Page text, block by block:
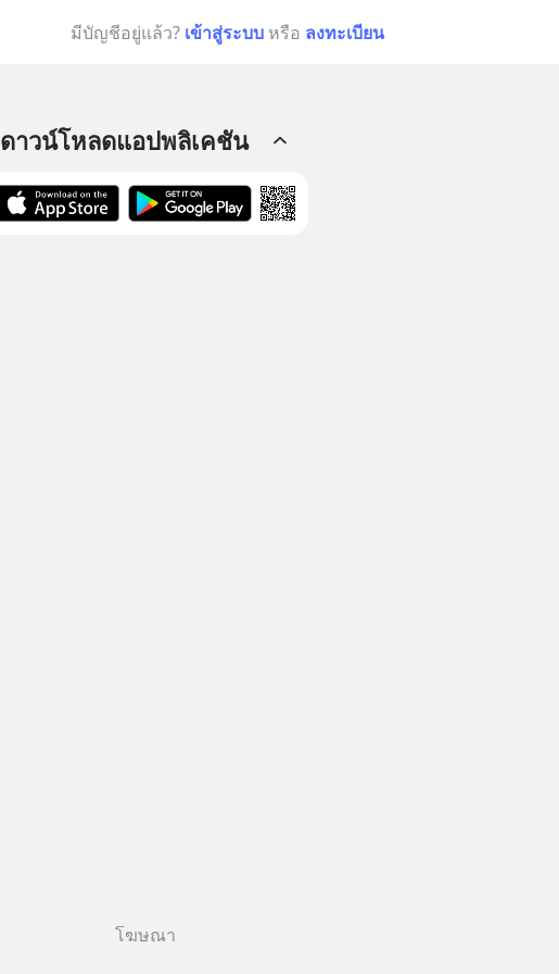
มีบัญชีอยู่แล้ว? เข้าสู่ระบบ หรือ ลงทะเบียน
ดาวน์โหลดแอปพลิเคชัน
โฆษณา